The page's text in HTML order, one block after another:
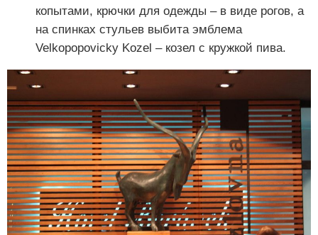
копытами, крючки для одежды – в виде рогов, а
на спинках стульев выбита эмблема
Velkopopovicky Kozel – козел с кружкой пива.